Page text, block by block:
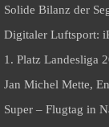
Solide Bilanz der
Digitaler Luftsport:
1. Platz Landesliga
Jan Michel Mette,
Super – Flugtag in